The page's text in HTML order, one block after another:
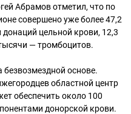
Абрамов отметил, что по
совершено уже более 47,2
цельной крови, 12,3
— тромбоцитов.
основе.
областной центр
обеспечить около 100
донорской крови.